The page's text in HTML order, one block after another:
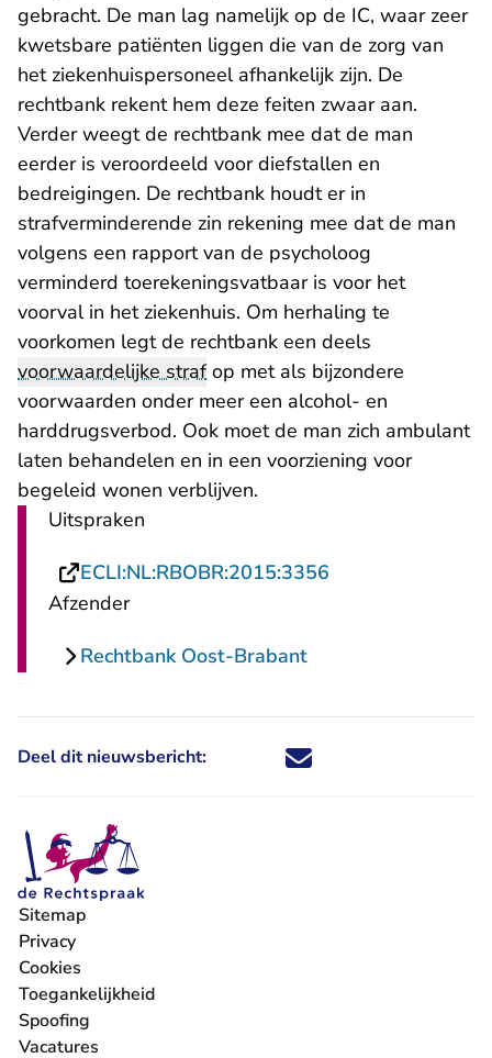
gebracht. De man lag namelijk op de IC, waar zeer
kwetsbare patiënten liggen die van de zorg van
het ziekenhuispersoneel afhankelijk zijn. De
rechtbank rekent hem deze feiten zwaar aan.
Verder weegt de rechtbank mee dat de man
eerder is veroordeeld voor diefstallen en
bedreigingen. De rechtbank houdt er in
strafverminderende zin rekening mee dat de man
volgens een rapport van de psycholoog
verminderd toerekeningsvatbaar is voor het
voorval in het ziekenhuis. Om herhaling te
voorkomen legt de rechtbank een deels
voorwaardelijke strafop met als bijzondere
voorwaarden onder meer een alcohol- en
harddrugsverbod. Ook moet de man zich ambulant
laten behandelen en in een voorziening voor
begeleid wonen verblijven.
Uitspraken
ECLI:NL:RBOBR:2015:3356
Afzender
Rechtbank Oost-Brabant
Deel dit nieuwsbericht: Deel dit nieuwsbericht via X -
Deel dit nieuwsbericht via
Deel dit nieuwsbericht
Deel dit
Sitemap
Privacy
Cookies
Toegankelijkheid
Spoofing
Vacatures